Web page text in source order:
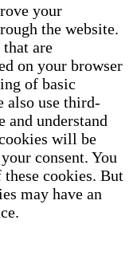
your
the website.
are
on your browser
of basic
also use third-
and understand
will be
consent. You
cookies. But
may have an